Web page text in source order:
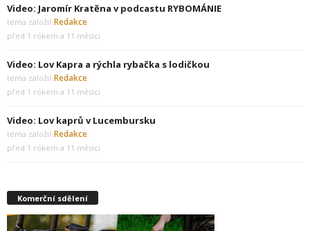
Video: Jaromír Kratěna v podcastu RYBOMÁNIE
téma založil:Redakce
před 1 rokem a 11 měsíci
Video: Lov Kapra a rýchla rybačka s lodičkou
téma založil:Redakce
před 1 rokem a 11 měsíci
Video: Lov kaprů v Lucembursku
téma založil:Redakce
před 1 rokem a 11 měsíci
Komerční sdělení